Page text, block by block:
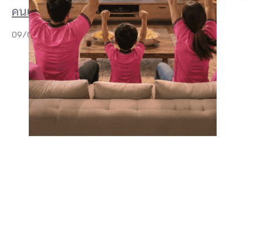
คนเดิน และฟีลบ้านไม้สุดอบอุ่น
09/07/2026